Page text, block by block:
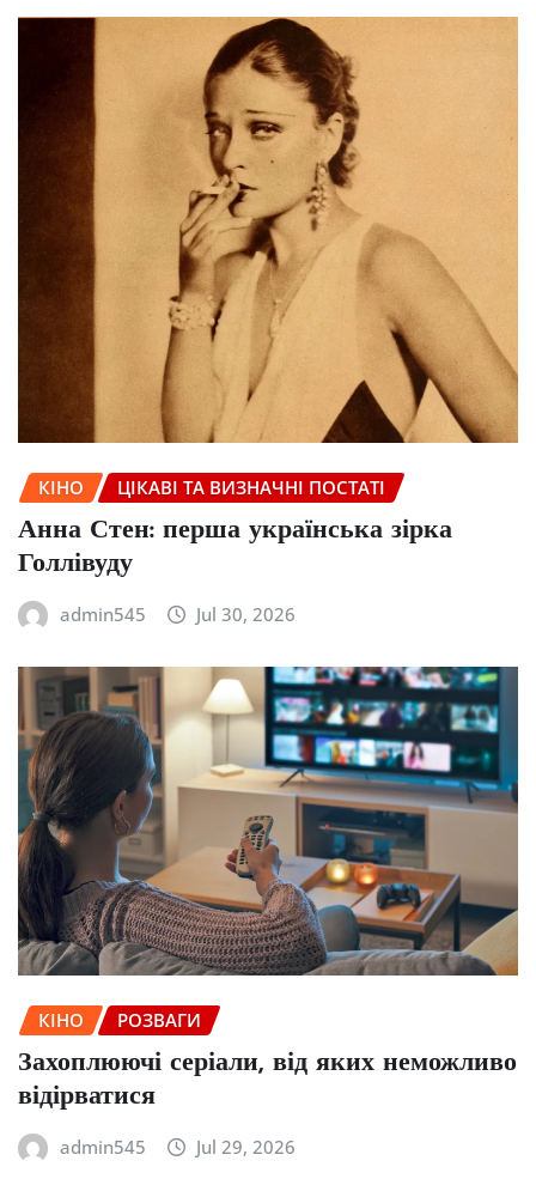
КІНО ЦІКАВІ ТА ВИЗНАЧНІ ПОСТАТІ
Анна Стен: перша українська зірка
Голлівуду
admin545 Jul 30, 2026
КІНО РОЗВАГИ
Захоплюючі серіали, від яких неможливо
відірватися
admin545 Jul 29, 2026